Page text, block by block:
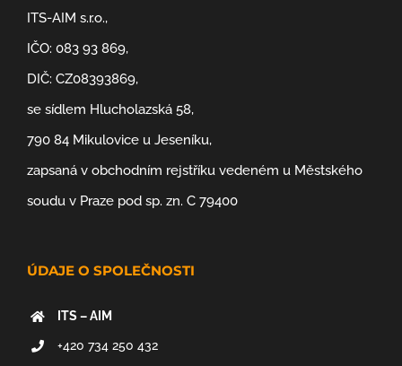
ITS-AIM s.r.o.,
IČO: 083 93 869,
DIČ: CZ08393869,
se sídlem Hlucholazská 58,
790 84 Mikulovice u Jeseníku,
zapsaná v obchodním rejstříku vedeném u Městského
soudu v Praze pod sp. zn. C 79400
ÚDAJE O SPOLEČNOSTI
ITS – AIM
+420 734 250 432